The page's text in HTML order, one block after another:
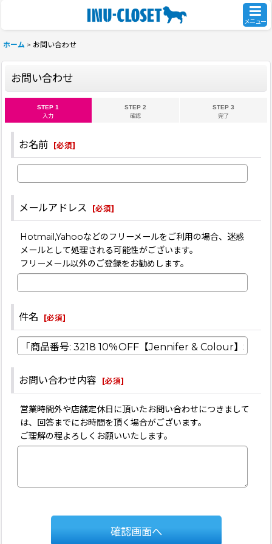
メニュー
ホーム > お問い合わせ
お問い合わせ
STEP 1
入力
STEP 2
確認
STEP 3
完了
お名前 [必須]
メールアドレス [必須]
Hotmail,Yahooなどのフリーメールをご利用の場合、迷惑
メールとして処理される可能性がございます。
フリーメール以外のご登録をお勧めします。
件名 [必須]
お問い合わせ内容 [必須]
営業時間外や店舗定休日に頂いたお問い合わせにつきまして
は、回答までにお時間を頂く場合がございます。
ご理解の程よろしくお願いいたします。
確認画面へ